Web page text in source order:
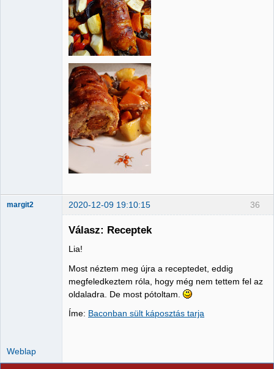
36
margit2 2020-12-09 19:10:15
Válasz: Receptek
Lia!
Most néztem meg újra a receptedet, eddig
megfeledkeztem róla, hogy még nem tettem fel az
oldaladra. De most pótoltam.
Íme: Baconban sült káposztás tarja
Weblap